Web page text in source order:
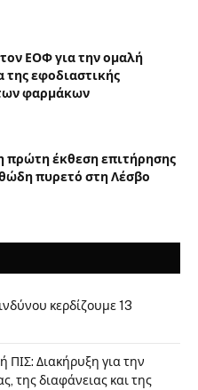
ΕΟΦ για την ομαλή
της εφοδιαστικής
φαρμάκων
η πρώτη έκθεση επιτήρησης
πυρετό στη Λέσβο
κερδίζουμε 13
ΠΙΣ: Διακήρυξη για την
της διαφάνειας και της